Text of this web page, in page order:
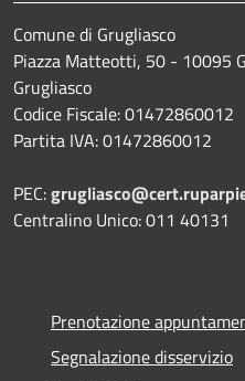
Comune di Grugliasco
Piazza Matteotti, 50 - 10095
Grugliasco
Codice Fiscale: 01472860012
Partita IVA: 01472860012
PEC:
Centralino Unico: 011 40131
Prenotazione
Segnalazione disservizio